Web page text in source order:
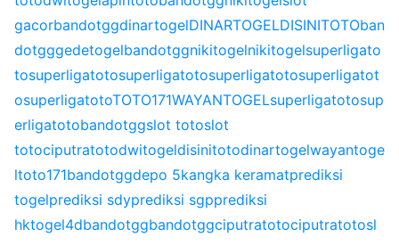
gacorbandotggdinartogelDINARTOGELDISINITOTOban
dotgggedetogelbandotggnikitogelnikitogelsuperligato
tosuperligatotosuperligatotosuperligatotosuperligatot
osuperligatotoTOTO171WAYANTOGELsuperligatotosup
erligatotobandotggslot totoslot
totociputratotodwitogeldisinitotodinartogelwayantoge
ltoto171bandotggdepo 5kangka keramatprediksi
togelprediksi sdyprediksi sgpprediksi
hktogel4dbandotggbandotggciputratotociputratotosl